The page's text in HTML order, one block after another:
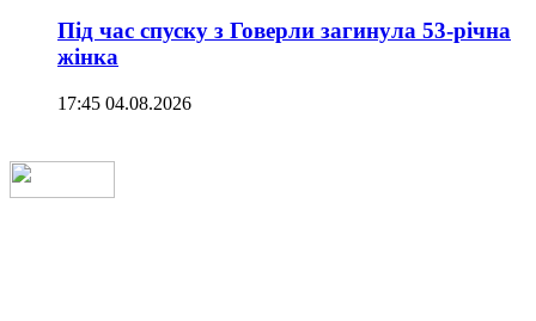
Під час спуску з Говерли загинула 53-річна
жінка
17:45 04.08.2026